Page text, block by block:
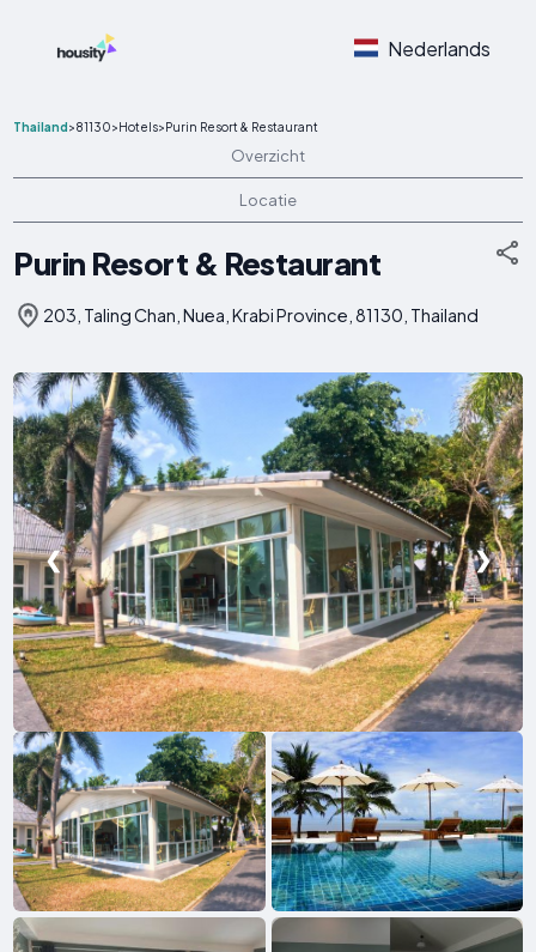
Nederlands
Thailand>81130>Hotels>Purin Resort & Restaurant
Overzicht
Locatie
Purin Resort & Restaurant
203, Taling Chan, Nuea, Krabi Province, 81130, Thailand
❮ ❯